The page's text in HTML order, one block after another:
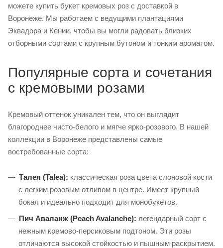
можете купить букет кремовых роз с доставкой в
Воронеже. Мы работаем с ведущими плантациями
Эквадора и Кении, чтобы вы могли радовать близких
отборными сортами с крупным бутоном и тонким ароматом.
Популярные сорта и сочетания
с кремовыми розами
Кремовый оттенок уникален тем, что он выглядит
благороднее чисто-белого и мягче ярко-розового. В нашей
коллекции в Воронеже представлены самые
востребованные сорта:
Талея (Talea): классическая роза цвета слоновой кости
с легким розовым отливом в центре. Имеет крупный
бокал и идеально подходит для монобукетов.
Пич Аваланж (Peach Avalanche): легендарный сорт с
нежным кремово-персиковым подтоном. Эти розы
отличаются высокой стойкостью и пышным раскрытием.